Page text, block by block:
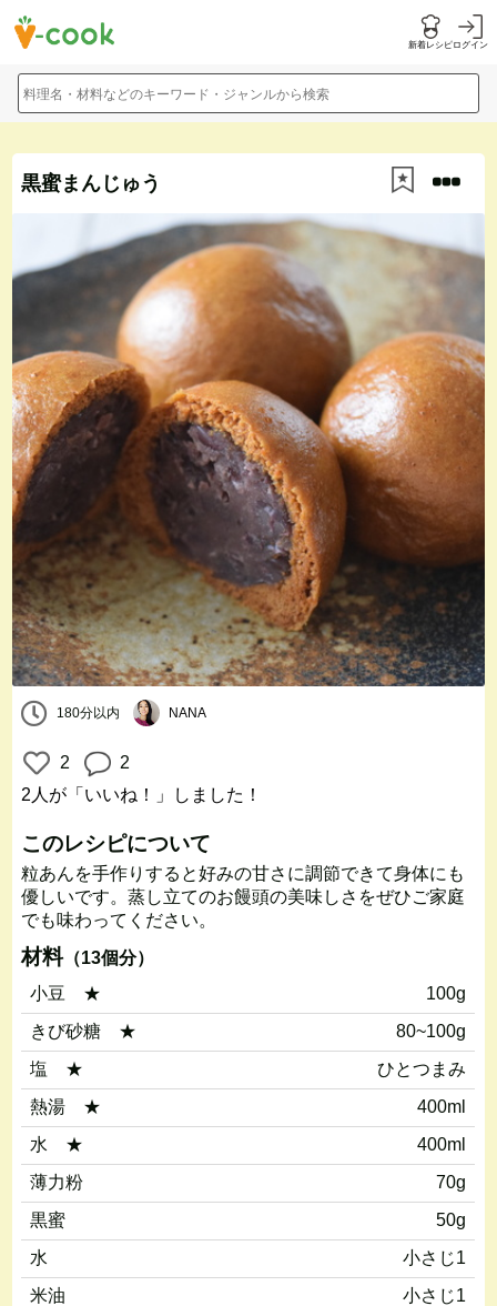
新着レシピログイン
料理名・材料などのキーワード・ジャンルから検索
黒蜜まんじゅう
180分以内 NANA
2
2
2人 が「いいね！」しました！
このレシピについて
粒あんを手作りすると好みの甘さに調節できて身体にも
優しいです。蒸し立てのお饅頭の美味しさをぜひご家庭
でも味わってください。
材料（13個分）
小豆 ★
100g
きび砂糖 ★
80~100g
塩 ★
ひとつまみ
熱湯 ★
400ml
水 ★
400ml
薄力粉
70g
黒蜜
50g
水
小さじ1
米油
小さじ1